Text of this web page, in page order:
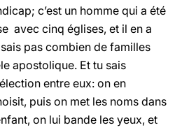
c’est un homme qui a été
avec cinq églises, et il en a
pas combien de familles
apostolique. Et tu sais
entre eux: on en
puis on met les noms dans
on lui bande les yeux, et